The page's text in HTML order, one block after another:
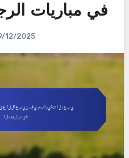
في مباريات
12/2025